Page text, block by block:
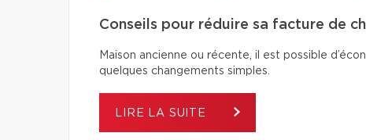
Conseils pour réduire sa facture de
Maison ancienne ou récente, il est possible
quelques changements simples.
LIRE LA SUITE